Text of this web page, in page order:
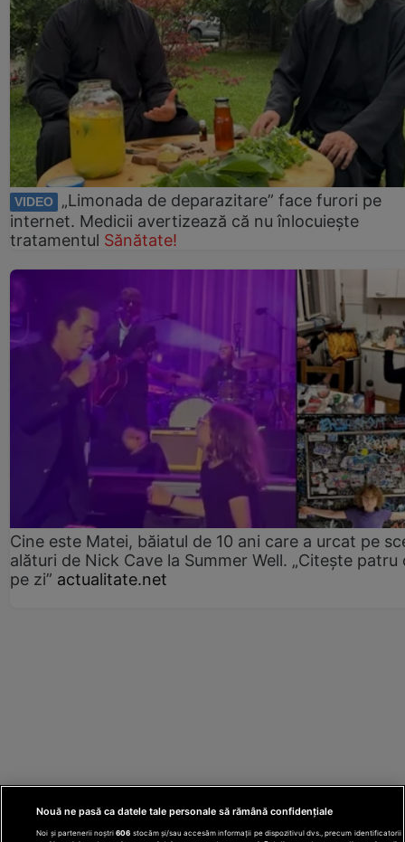
VIDEO
„Limonada de deparazitare” face furori pe
internet. Medicii avertizează că nu înlocuiește
tratamentul Sănătate!
Cine este Matei, băiatul de 10 ani care a urcat pe
alături de Nick Cave la Summer Well. „Citește patru
pe zi” actualitate.net
Nouă ne pasă ca datele tale personale să rămână confidențiale
Noi și partenerii noștri606 stocăm și/sau accesăm informații pe dispozitivul dvs., precum identificatorii